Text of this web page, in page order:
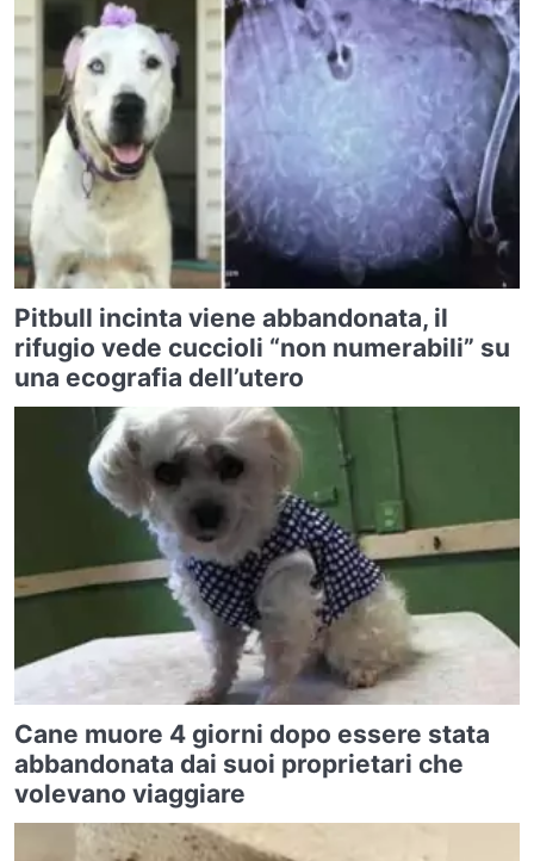
Pitbull incinta viene abbandonata, il
rifugio vede cuccioli “non numerabili” su
una ecografia dell’utero
Cane muore 4 giorni dopo essere stata
abbandonata dai suoi proprietari che
volevano viaggiare